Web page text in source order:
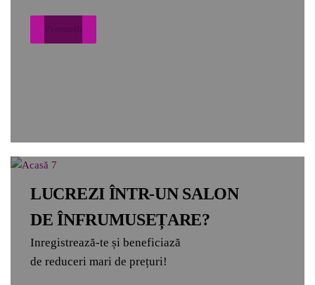
LUCREZI ÎNTR-UN SALON
DE ÎNFRUMUSEȚARE?
Inregistrează-te și beneficiază
de reduceri mari de prețuri!